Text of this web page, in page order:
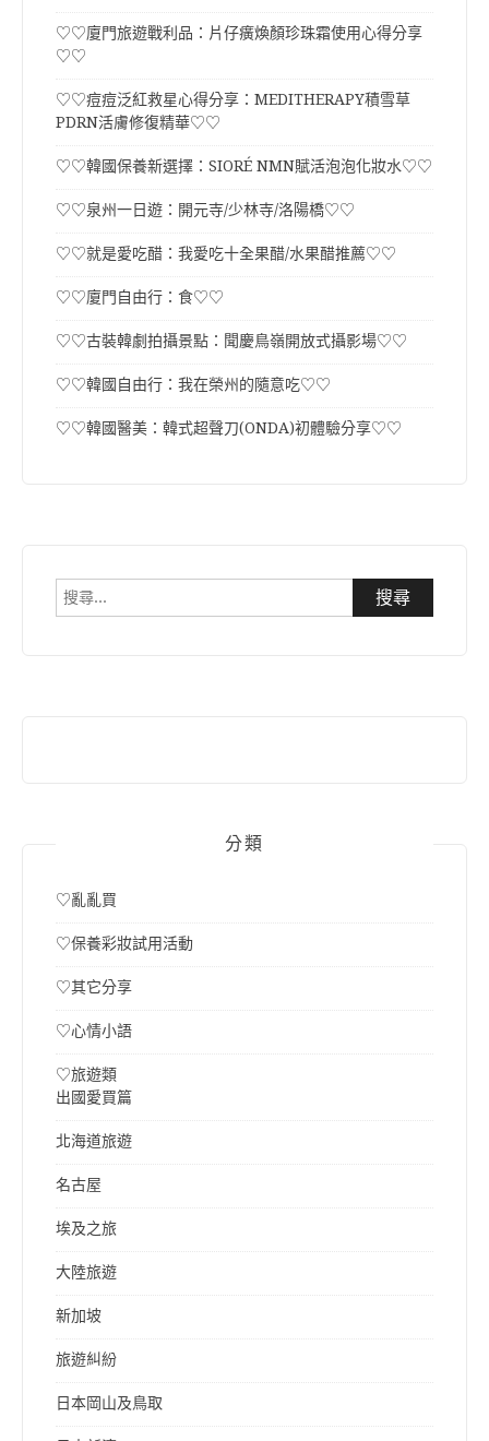
♡♡廈門旅遊戰利品：片仔癀煥顏珍珠霜使用心得分享
♡♡
♡♡痘痘泛紅救星心得分享：MEDITHERAPY積雪草
PDRN活膚修復精華♡♡
♡♡韓國保養新選擇：SIORÉ NMN賦活泡泡化妝水♡♡
♡♡泉州一日遊：開元寺/少林寺/洛陽橋♡♡
♡♡就是愛吃醋：我愛吃十全果醋/水果醋推薦♡♡
♡♡廈門自由行：食♡♡
♡♡古裝韓劇拍攝景點：聞慶鳥嶺開放式攝影場♡♡
♡♡韓國自由行：我在榮州的隨意吃♡♡
♡♡韓國醫美：韓式超聲刀(ONDA)初體驗分享♡♡
搜
分類
♡亂亂買
♡保養彩妝試用活動
♡其它分享
♡心情小語
♡旅遊類
出國愛買篇
北海道旅遊
名古屋
埃及之旅
大陸旅遊
新加坡
旅遊糾紛
日本岡山及鳥取